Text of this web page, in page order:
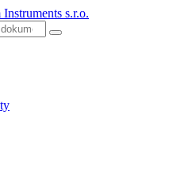
Instruments s.r.o.